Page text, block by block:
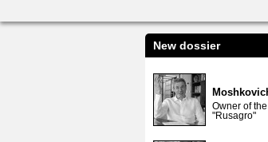
New dossier
Owner of
"Rusagro"